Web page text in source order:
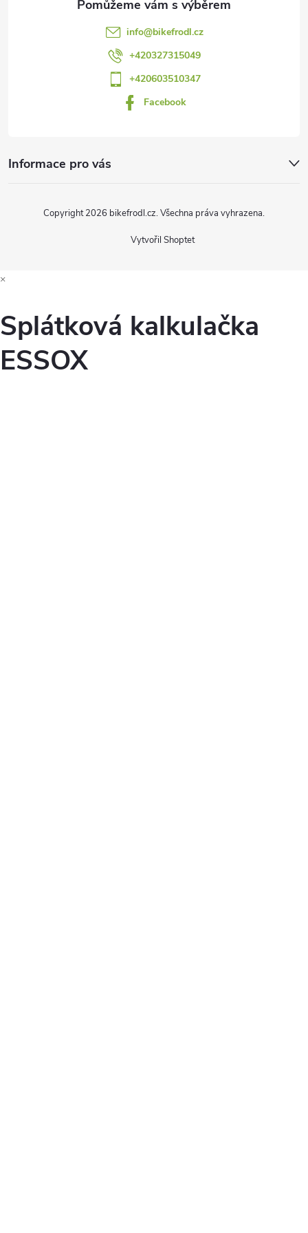
info@bikefrodl.cz
+420327315049
+420603510347
Facebook
Informace pro vás
Vytvořil Shoptet
Copyright 2026 bikefrodl.cz. Všechna práva vyhrazena.
×
Splátková kalkulačka
ESSOX